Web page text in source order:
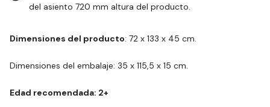
del asiento 720 mm altura del producto.
Dimensiones del producto: 72 x 133 x 45 cm.
Dimensiones del embalaje: 35 x 115,5 x 15 cm.
Edad recomendada: 2+